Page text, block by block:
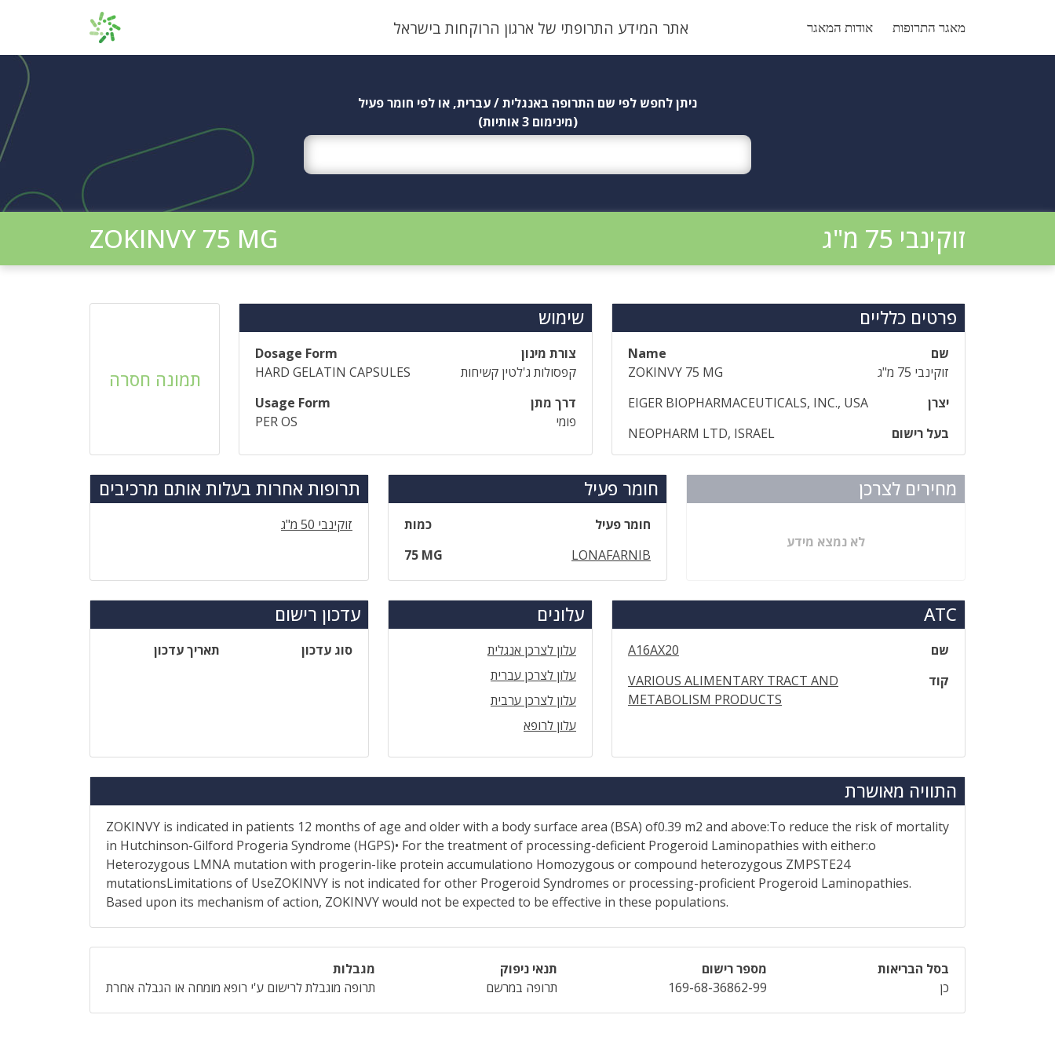
מאגר התרופות אודות המאגר אתר המידע התרופתי של ארגון הרוקחות בישראל
ניתן לחפש לפי שם התרופה באנגלית / עברית, או לפי חומר פעיל
(מינימום 3 אותיות)
זוקינבי 75 מ"ג ZOKINVY 75 MG
פרטים כלליים
שם
Name
זוקינבי 75 מ"ג
ZOKINVY 75 MG
יצרן
EIGER BIOPHARMACEUTICALS, INC., USA
בעל רישום
NEOPHARM LTD, ISRAEL
שימוש
צורת מינון
Dosage Form
קפסולות ג'לטין קשיחות
HARD GELATIN CAPSULES
דרך מתן
Usage Form
פומי
PER OS
תמונה חסרה
מחירים לצרכן
לא נמצא מידע
חומר פעיל
חומר פעיל
כמות
LONAFARNIB
75 MG
תרופות אחרות בעלות אותם מרכיבים
זוקינבי 50 מ"ג
ATC
שם
A16AX20
קוד
VARIOUS ALIMENTARY TRACT AND
METABOLISM PRODUCTS
עלונים
עלון לצרכן אנגלית
עלון לצרכן עברית
עלון לצרכן ערבית
עלון לרופא
עדכון רישום
סוג עדכון תאריך עדכון
התוויה מאושרת
ZOKINVY is indicated in patients 12 months of age and older with a body surface area (BSA) of0.39 m2 and above:To reduce the risk of mortality
in Hutchinson-Gilford Progeria Syndrome (HGPS)• For the treatment of processing-deficient Progeroid Laminopathies with either:o
Heterozygous LMNA mutation with progerin-like protein accumulationo Homozygous or compound heterozygous ZMPSTE24
mutationsLimitations of UseZOKINVY is not indicated for other Progeroid Syndromes or processing-proficient Progeroid Laminopathies.
Based upon its mechanism of action, ZOKINVY would not be expected to be effective in these populations.
בסל הבריאות
כן
מספר רישום
169-68-36862-99
תנאי ניפוק
תרופה במרשם
מגבלות
תרופה מוגבלת לרישום ע'י רופא מומחה או הגבלה אחרת